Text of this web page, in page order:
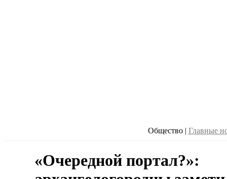
Общество | Главные
«Очередной портал?»: